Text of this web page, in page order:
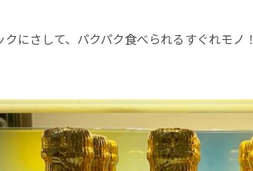
クにさして、パクパク食べられるすぐれモノ！